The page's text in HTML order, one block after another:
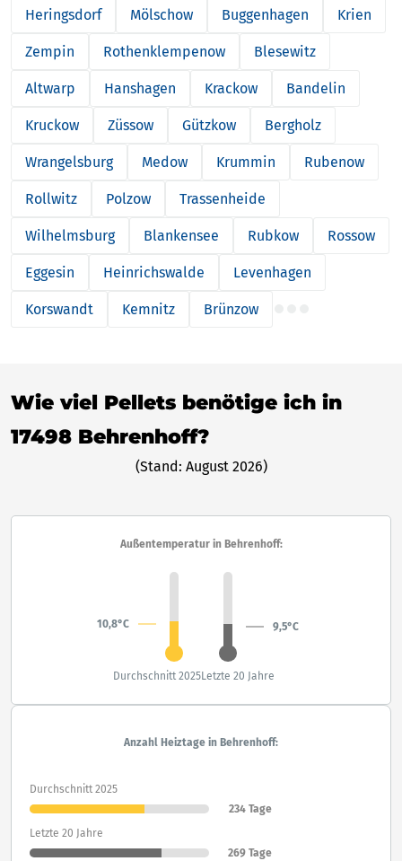
Heringsdorf Mölschow Buggenhagen Krien
Zempin Rothenklempenow Blesewitz
Altwarp Hanshagen Krackow Bandelin
Kruckow Züssow Gützkow Bergholz
Wrangelsburg Medow Krummin Rubenow
Rollwitz Polzow Trassenheide
Wilhelmsburg Blankensee Rubkow Rossow
Eggesin Heinrichswalde Levenhagen
Korswandt Kemnitz Brünzow
Wie viel Pellets benötige ich in
17498 Behrenhoff?
(Stand: August 2026)
Außentemperatur in Behrenhoff:
10,8°C 9,5°C
Durchschnitt 2025Letzte 20 Jahre
Anzahl Heiztage in Behrenhoff:
Durchschnitt 2025
234 Tage
Letzte 20 Jahre
269 Tage